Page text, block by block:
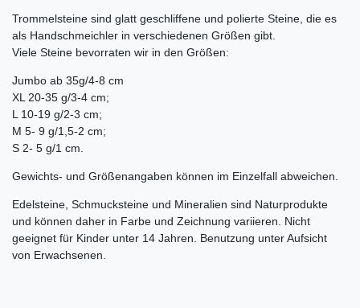
Trommelsteine sind glatt geschliffene und polierte Steine, die es
als Handschmeichler in verschiedenen Größen gibt.
Viele Steine bevorraten wir in den Größen:
Jumbo ab 35g/4-8 cm
XL 20-35 g/3-4 cm;
L 10-19 g/2-3 cm;
M 5- 9 g/1,5-2 cm;
S 2- 5 g/1 cm.
Gewichts- und Größenangaben können im Einzelfall abweichen.
Edelsteine, Schmucksteine und Mineralien sind Naturprodukte
und können daher in Farbe und Zeichnung variieren. Nicht
geeignet für Kinder unter 14 Jahren. Benutzung unter Aufsicht
von Erwachsenen.